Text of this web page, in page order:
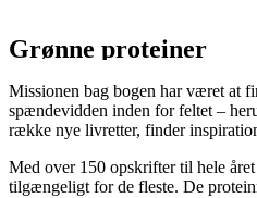
Grønne proteiner
Missionen bag bogen har været at
spændevidden inden for feltet –
række nye livretter, finder
Med over 150 opskrifter til hele
tilgængeligt for de fleste. De